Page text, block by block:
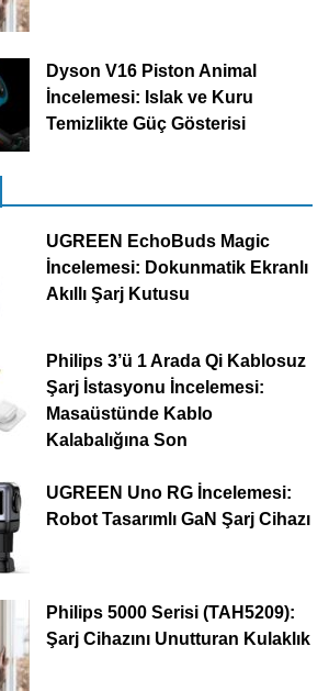
Dyson V16 Piston Animal
İncelemesi: Islak ve Kuru
Temizlikte Güç Gösterisi
UGREEN EchoBuds Magic
İncelemesi: Dokunmatik Ekranlı
Akıllı Şarj Kutusu
Philips 3’ü 1 Arada Qi Kablosuz
Şarj İstasyonu İncelemesi:
Masaüstünde Kablo
Kalabalığına Son
UGREEN Uno RG İncelemesi:
Robot Tasarımlı GaN Şarj Cihazı
Philips 5000 Serisi (TAH5209):
Şarj Cihazını Unutturan Kulaklık